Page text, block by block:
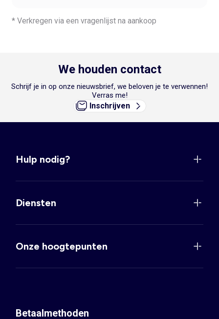
* Verkregen via een vragenlijst na aankoop
We houden contact
Schrijf je in op onze nieuwsbrief, we beloven je te verwennen!
Verras me!
Inschrijven
Hulp nodig?
Diensten
Onze hoogtepunten
Betaalmethoden